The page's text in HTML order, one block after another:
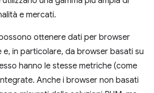
e mercati.
ottenere dati per browser
e, in particolare, da browser basati su
hanno le stesse metriche (come
Anche i browser non basati